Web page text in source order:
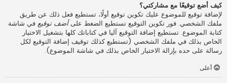
كيف أضع توقيعًا مع مشاركتي؟
لإضافة توقيع للموضوع عليك تكوين توقيع أولًا، تستطيع فعل ذلك عن طريق
ملفك الشخصي. فور تكوين التوقيع تستطيع الضغط علىأضف توقيع في شاشة
كتابة الموضوع. تستطيع إضافة التوقيع آليا في كتاباتك كلها بتشغيل الاختيار
الخاص بذلك في ملفك الشخصي (تستطيع كذلك توقيف إضافة التوقيع لكل
رسالة على حده بإزالة الاختيار الخاص بذلك في شاشة الموضوع).
أعلى